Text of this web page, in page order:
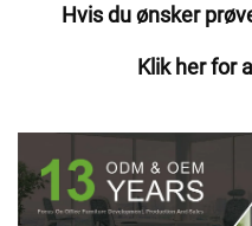
Hvis du ønsker
Klik her for